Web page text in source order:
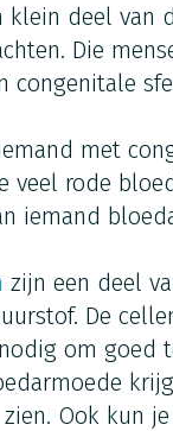
klein deel van
Die
congenitale
met
veel rode
iemand
zijn een deel
De
om goed
Ook kun